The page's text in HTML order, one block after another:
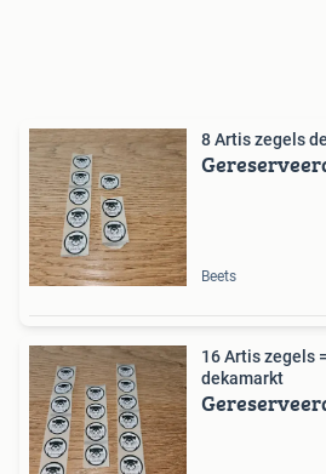
8 Artis zegels
Beets
16 Artis zegels
dekamarkt